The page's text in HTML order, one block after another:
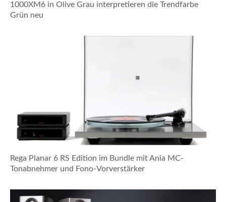
1000XM6 in Olive Grau interpretieren die Trendfarbe
Grün neu
Rega Planar 6 RS Edition im Bundle mit Ania MC-
Tonabnehmer und Fono-Vorverstärker